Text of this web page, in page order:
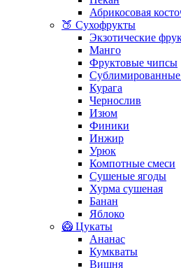
Абрикосовая
🍑 Сухофрукты
Экзотические
Манго
Фруктовые чипсы
Курага
Чернослив
Изюм
Финики
Инжир
Урюк
Компотные смеси
Сушеные ягоды
Хурма сушеная
Банан
Яблоко
🥝 Цукаты
Ананас
Кумкваты
Вишня